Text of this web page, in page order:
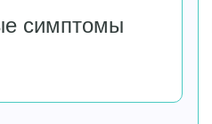
симптомы